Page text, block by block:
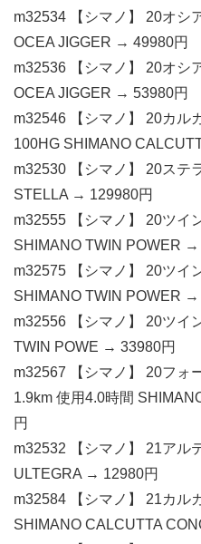
m32534 【シマノ】 20オシ
OCEA JIGGER → 49980円
m32536 【シマノ】 20オシ
OCEA JIGGER → 53980円
m32546 【シマノ】 20カル
100HG SHIMANO
m32530 【シマノ】 20ステ
STELLA → 129980円
m32555 【シマノ】 20ツイ
SHIMANO TWIN POWER →
m32575 【シマノ】 20ツイ
SHIMANO TWIN POWER →
m32556 【シマノ】 20ツイ
TWIN POWE → 33980円
m32567 【シマノ】 20フォ
1.9km 使用4.0時間
円
m32532 【シマノ】 21アル
ULTEGRA → 12980円
m32584 【シマノ】 21カル
SHIMANO CALCUTTA